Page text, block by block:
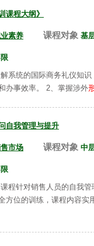
课程大纲》
素养 课程对象 基
系统的国际商务礼仪知
办事效率。 2、掌握涉外
自我管理与提升
市场 课程对象 中
程针对销售人员的自我
方位的训练，课程内容实